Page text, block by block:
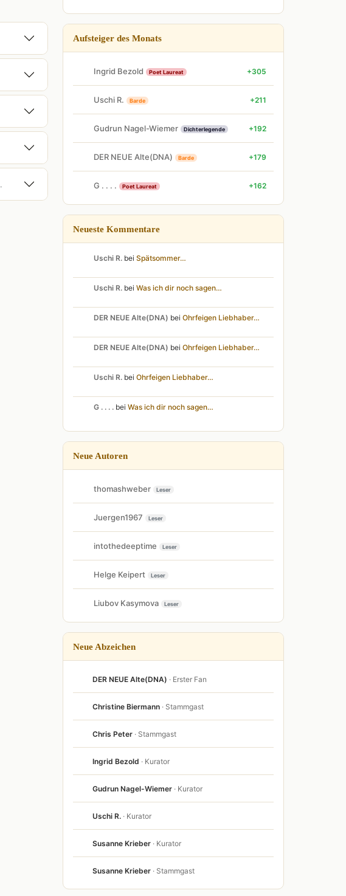
Aufsteiger des Monats
Ingrid Bezold Poet Laureat +305
Uschi R. Barde +211
Gudrun Nagel-Wiemer Dichterlegende +192
DER NEUE Alte(DNA) Barde +179
G . . . . Poet Laureat +162
Neueste Kommentare
Uschi R. bei Spätsommer…
Uschi R. bei Was ich dir noch sagen…
DER NEUE Alte(DNA) bei Ohrfeigen Liebhaber…
DER NEUE Alte(DNA) bei Ohrfeigen Liebhaber…
Uschi R. bei Ohrfeigen Liebhaber…
G . . . . bei Was ich dir noch sagen…
Neue Autoren
thomashweber Leser
Juergen1967 Leser
intothedeeptime Leser
Helge Keipert Leser
Liubov Kasymova Leser
Neue Abzeichen
DER NEUE Alte(DNA) · Erster Fan
Christine Biermann · Stammgast
Chris Peter · Stammgast
Ingrid Bezold · Kurator
Gudrun Nagel-Wiemer · Kurator
Uschi R. · Kurator
Susanne Krieber · Kurator
Susanne Krieber · Stammgast